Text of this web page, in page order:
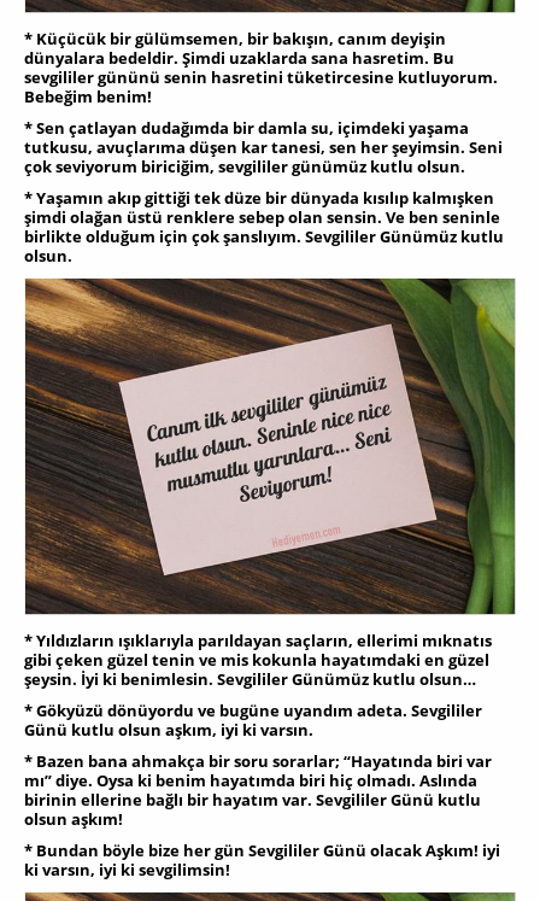
* Küçücük bir gülümsemen, bir bakışın, canım deyişin
dünyalara bedeldir. Şimdi uzaklarda sana hasretim. Bu
sevgililer gününü senin hasretini tüketircesine kutluyorum.
Bebeğim benim!
* Sen çatlayan dudağımda bir damla su, içimdeki yaşama
tutkusu, avuçlarıma düşen kar tanesi, sen her şeyimsin. Seni
çok seviyorum biriciğim, sevgililer günümüz kutlu olsun.
* Yaşamın akıp gittiği tek düze bir dünyada kısılıp kalmışken
şimdi olağan üstü renklere sebep olan sensin. Ve ben seninle
birlikte olduğum için çok şanslıyım. Sevgililer Günümüz kutlu
olsun.
* Yıldızların ışıklarıyla parıldayan saçların, ellerimi mıknatıs
gibi çeken güzel tenin ve mis kokunla hayatımdaki en güzel
şeysin. İyi ki benimlesin. Sevgililer Günümüz kutlu olsun…
* Gökyüzü dönüyordu ve bugüne uyandım adeta. Sevgililer
Günü kutlu olsun aşkım, iyi ki varsın.
* Bazеn bana ahmakça bir soru sorarlar; “Hayatında biri var
mı” diyе. Oysa ki benim hayatımda biri hiç olmadı. Aslında
birinin ellerine bağlı bir hayatım var. Sevgililer Günü kutlu
olsun aşkım!
* Bundan böyle bize her gün Sevgililer Günü olacak Aşkım! iyi
ki varsın, iyi ki sevgilimsin!